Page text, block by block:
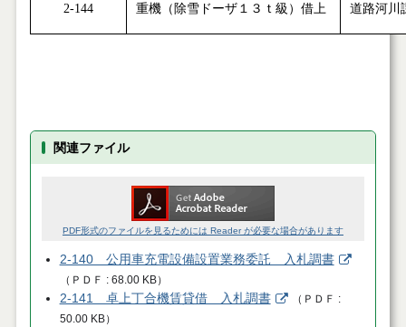
2-144 重機（除雪ドーザ１３ｔ級）借上 道路河川
関連ファイル
PDF形式のファイルを見るためには Reader が必要な場合があります
2-140 公用車充電設備設置業務委託 入札調書
（ ＰＤＦ 68.00 KB）
2-141 卓上丁合機賃貸借 入札調書 （ ＰＤＦ
50.00 KB）